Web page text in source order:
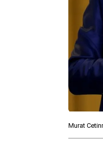
Murat